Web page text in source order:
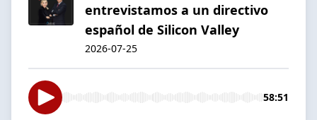
entrevistamos a un directivo
español de Silicon Valley
2026-07-25
58:51